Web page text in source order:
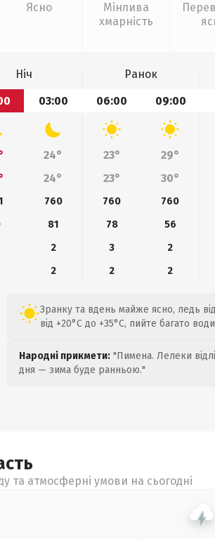
Ясно
Мінлива
хмарність
Ніч Ранок
03:00 06:00 09:00
24° 23° 29°
24° 23° 30°
760 760 760
81 78 56
2 3 2
2 2 2
Зранку та вдень майже ясно, ледь
від +20°C до +35°C, пийте багато
Народні прикмети: "Пимена. Лелеки
дня — зима буде ранньою."
та атмосферні умови на сьогодні